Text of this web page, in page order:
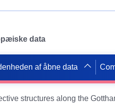
data
af åbne data